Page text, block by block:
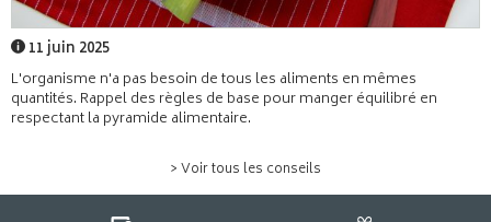
11 juin 2025
L'organisme n'a pas besoin de tous les aliments en mêmes
quantités. Rappel des règles de base pour manger équilibré en
respectant la pyramide alimentaire.
> Voir tous les conseils